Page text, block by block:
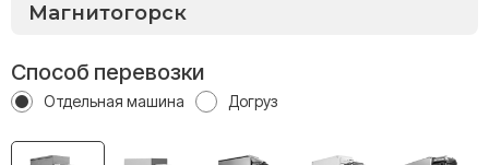
Способ перевозки
Отдельная машина Догруз